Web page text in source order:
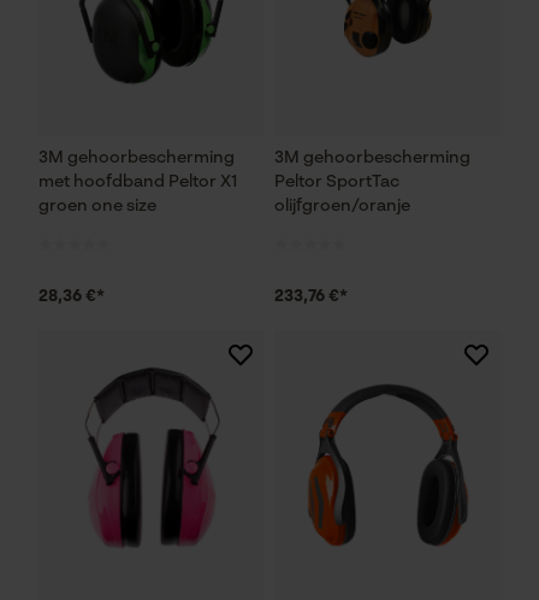
3M gehoorbescherming
met hoofdband Peltor X1
groen one size
28,36 €*
3M gehoorbescherming
Peltor SportTac
olijfgroen/oranje
233,76 €*